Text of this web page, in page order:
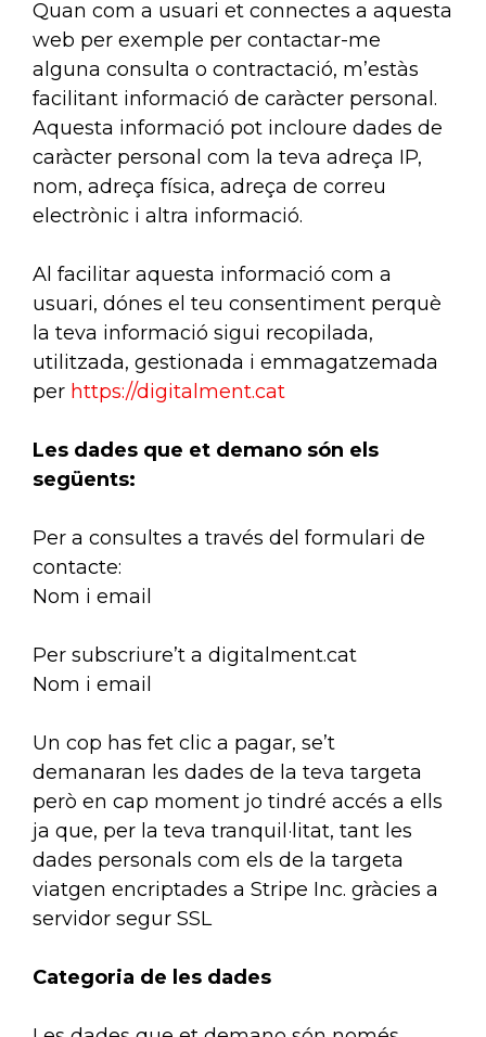
Quan com a usuari et connectes a aquesta
web per exemple per contactar-me
alguna consulta o contractació, m’estàs
facilitant informació de caràcter personal.
Aquesta informació pot incloure dades de
caràcter personal com la teva adreça IP,
nom, adreça física, adreça de correu
electrònic i altra informació.
Al facilitar aquesta informació com a
usuari, dónes el teu consentiment perquè
la teva informació sigui recopilada,
utilitzada, gestionada i emmagatzemada
per https://digitalment.cat
Les dades que et demano són els
següents:
Per a consultes a través del formulari de
contacte:
Nom i email
Per subscriure’t a digitalment.cat
Nom i email
Un cop has fet clic a pagar, se’t
demanaran les dades de la teva targeta
però en cap moment jo tindré accés a ells
ja que, per la teva tranquil·litat, tant les
dades personals com els de la targeta
viatgen encriptades a Stripe Inc. gràcies a
servidor segur SSL
Categoria de les dades